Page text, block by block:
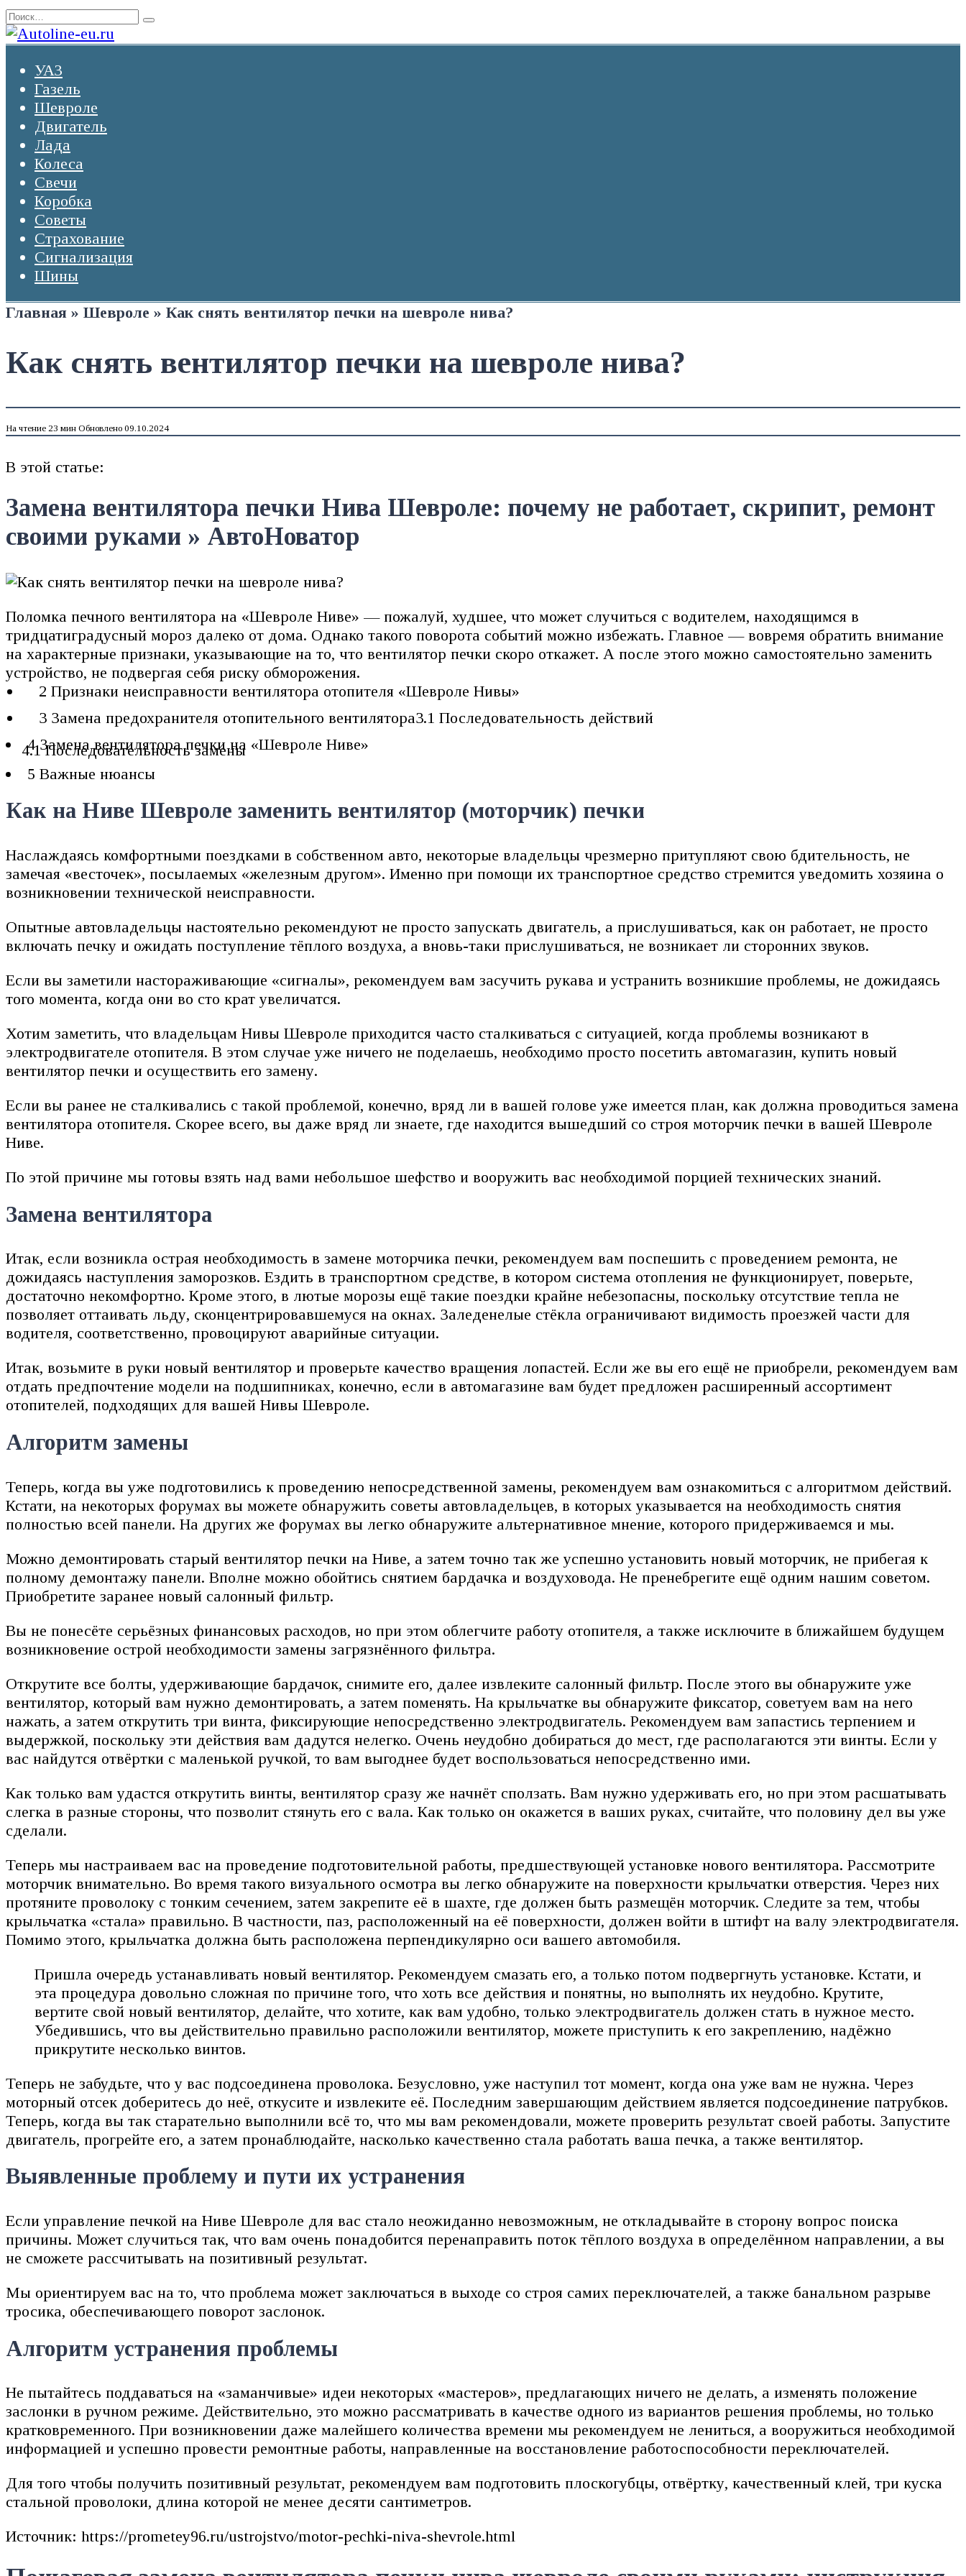
Перейти
к
содержанию
Search
for:
УАЗ
Газель
Шевроле
Двигатель
Лада
Колеса
Свечи
Коробка
Советы
Страхование
Сигнализация
Шины
Главная » Шевроле » Как снять вентилятор печки на шевроле нива?
Как снять вентилятор печки на шевроле нива?
На чтение 23 мин Обновлено 09.10.2024
В этой статье:
Замена вентилятора печки Нива Шевроле: почему не работает, скрипит, ремонт
своими руками » АвтоНоватор
Поломка печного вентилятора на «Шевроле Ниве» — пожалуй, худшее, что может случиться с водителем, находящимся в
тридцатиградусный мороз далеко от дома. Однако такого поворота событий можно избежать. Главное — вовремя обратить внимание
на характерные признаки, указывающие на то, что вентилятор печки скоро откажет. А после этого можно самостоятельно заменить
устройство, не подвергая себя риску обморожения.
2 Признаки неисправности вентилятора отопителя «Шевроле Нивы»
3 Замена предохранителя отопительного вентилятора3.1 Последовательность действий
4 Замена вентилятора печки на «Шевроле Ниве»
4.1 Последовательность замены
5 Важные нюансы
Как на Ниве Шевроле заменить вентилятор (моторчик) печки
Наслаждаясь комфортными поездками в собственном авто, некоторые владельцы чрезмерно притупляют свою бдительность, не
замечая «весточек», посылаемых «железным другом». Именно при помощи их транспортное средство стремится уведомить хозяина о
возникновении технической неисправности.
Опытные автовладельцы настоятельно рекомендуют не просто запускать двигатель, а прислушиваться, как он работает, не просто
включать печку и ожидать поступление тёплого воздуха, а вновь-таки прислушиваться, не возникает ли сторонних звуков.
Если вы заметили настораживающие «сигналы», рекомендуем вам засучить рукава и устранить возникшие проблемы, не дожидаясь
того момента, когда они во сто крат увеличатся.
Хотим заметить, что владельцам Нивы Шевроле приходится часто сталкиваться с ситуацией, когда проблемы возникают в
электродвигателе отопителя. В этом случае уже ничего не поделаешь, необходимо просто посетить автомагазин, купить новый
вентилятор печки и осуществить его замену.
Если вы ранее не сталкивались с такой проблемой, конечно, вряд ли в вашей голове уже имеется план, как должна проводиться замена
вентилятора отопителя. Скорее всего, вы даже вряд ли знаете, где находится вышедший со строя моторчик печки в вашей Шевроле
Ниве.
По этой причине мы готовы взять над вами небольшое шефство и вооружить вас необходимой порцией технических знаний.
Замена вентилятора
Итак, если возникла острая необходимость в замене моторчика печки, рекомендуем вам поспешить с проведением ремонта, не
дожидаясь наступления заморозков. Ездить в транспортном средстве, в котором система отопления не функционирует, поверьте,
достаточно некомфортно. Кроме этого, в лютые морозы ещё такие поездки крайне небезопасны, поскольку отсутствие тепла не
позволяет оттаивать льду, сконцентрировавшемуся на окнах. Заледенелые стёкла ограничивают видимость проезжей части для
водителя, соответственно, провоцируют аварийные ситуации.
Итак, возьмите в руки новый вентилятор и проверьте качество вращения лопастей. Если же вы его ещё не приобрели, рекомендуем вам
отдать предпочтение модели на подшипниках, конечно, если в автомагазине вам будет предложен расширенный ассортимент
отопителей, подходящих для вашей Нивы Шевроле.
Алгоритм замены
Теперь, когда вы уже подготовились к проведению непосредственной замены, рекомендуем вам ознакомиться с алгоритмом действий.
Кстати, на некоторых форумах вы можете обнаружить советы автовладельцев, в которых указывается на необходимость снятия
полностью всей панели. На других же форумах вы легко обнаружите альтернативное мнение, которого придерживаемся и мы.
Можно демонтировать старый вентилятор печки на Ниве, а затем точно так же успешно установить новый моторчик, не прибегая к
полному демонтажу панели. Вполне можно обойтись снятием бардачка и воздуховода. Не пренебрегите ещё одним нашим советом.
Приобретите заранее новый салонный фильтр.
Вы не понесёте серьёзных финансовых расходов, но при этом облегчите работу отопителя, а также исключите в ближайшем будущем
возникновение острой необходимости замены загрязнённого фильтра.
Открутите все болты, удерживающие бардачок, снимите его, далее извлеките салонный фильтр. После этого вы обнаружите уже
вентилятор, который вам нужно демонтировать, а затем поменять. На крыльчатке вы обнаружите фиксатор, советуем вам на него
нажать, а затем открутить три винта, фиксирующие непосредственно электродвигатель. Рекомендуем вам запастись терпением и
выдержкой, поскольку эти действия вам дадутся нелегко. Очень неудобно добираться до мест, где располагаются эти винты. Если у
вас найдутся отвёртки с маленькой ручкой, то вам выгоднее будет воспользоваться непосредственно ими.
Как только вам удастся открутить винты, вентилятор сразу же начнёт сползать. Вам нужно удерживать его, но при этом расшатывать
слегка в разные стороны, что позволит стянуть его с вала. Как только он окажется в ваших руках, считайте, что половину дел вы уже
сделали.
Теперь мы настраиваем вас на проведение подготовительной работы, предшествующей установке нового вентилятора. Рассмотрите
моторчик внимательно. Во время такого визуального осмотра вы легко обнаружите на поверхности крыльчатки отверстия. Через них
протяните проволоку с тонким сечением, затем закрепите её в шахте, где должен быть размещён моторчик. Следите за тем, чтобы
крыльчатка «стала» правильно. В частности, паз, расположенный на её поверхности, должен войти в штифт на валу электродвигателя.
Помимо этого, крыльчатка должна быть расположена перпендикулярно оси вашего автомобиля.
Пришла очередь устанавливать новый вентилятор. Рекомендуем смазать его, а только потом подвергнуть установке. Кстати, и
эта процедура довольно сложная по причине того, что хоть все действия и понятны, но выполнять их неудобно. Крутите,
вертите свой новый вентилятор, делайте, что хотите, как вам удобно, только электродвигатель должен стать в нужное место.
Убедившись, что вы действительно правильно расположили вентилятор, можете приступить к его закреплению, надёжно
прикрутите несколько винтов.
Теперь не забудьте, что у вас подсоединена проволока. Безусловно, уже наступил тот момент, когда она уже вам не нужна. Через
моторный отсек доберитесь до неё, откусите и извлеките её. Последним завершающим действием является подсоединение патрубков.
Теперь, когда вы так старательно выполнили всё то, что мы вам рекомендовали, можете проверить результат своей работы. Запустите
двигатель, прогрейте его, а затем пронаблюдайте, насколько качественно стала работать ваша печка, а также вентилятор.
Выявленные проблему и пути их устранения
Если управление печкой на Ниве Шевроле для вас стало неожиданно невозможным, не откладывайте в сторону вопрос поиска
причины. Может случиться так, что вам очень понадобится перенаправить поток тёплого воздуха в определённом направлении, а вы
не сможете рассчитывать на позитивный результат.
Мы ориентируем вас на то, что проблема может заключаться в выходе со строя самих переключателей, а также банальном разрыве
тросика, обеспечивающего поворот заслонок.
Алгоритм устранения проблемы
Не пытайтесь поддаваться на «заманчивые» идеи некоторых «мастеров», предлагающих ничего не делать, а изменять положение
заслонки в ручном режиме. Действительно, это можно рассматривать в качестве одного из вариантов решения проблемы, но только
кратковременного. При возникновении даже малейшего количества времени мы рекомендуем не лениться, а вооружиться необходимой
информацией и успешно провести ремонтные работы, направленные на восстановление работоспособности переключателей.
Для того чтобы получить позитивный результат, рекомендуем вам подготовить плоскогубцы, отвёртку, качественный клей, три куска
стальной проволоки, длина которой не менее десяти сантиметров.
Источник: https://prometey96.ru/ustrojstvo/motor-pechki-niva-shevrole.html